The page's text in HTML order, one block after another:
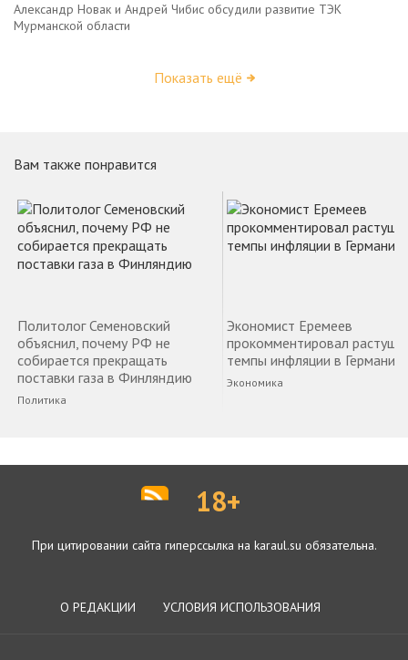
Александр Новак и Андрей Чибис обсудили развитие ТЭК
Мурманской области
Показать ещё
Вам также понравится
Политолог Семеновский
объяснил, почему РФ не
собирается прекращать
поставки газа в Финляндию
Политика
Экономист Еремеев
прокомментировал
темпы инфляции в Германии
Экономика
18+
При цитировании сайта гиперссылка на karaul.su обязательна.
О РЕДАКЦИИ УСЛОВИЯ ИСПОЛЬЗОВАНИЯ